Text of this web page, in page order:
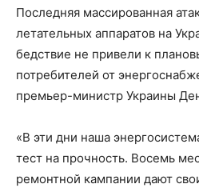
Последняя массированная
летательных аппаратов на
бедствие не привели к
потребителей от
премьер-министр Украины
«В эти дни наша
тест на прочность. Восемь
ремонтной кампании дают